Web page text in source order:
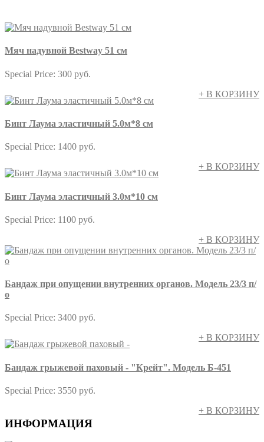
Мяч надувной Bestway 51 см
Special Price: 300 руб.
+ В КОРЗИНУ
Бинт Лаума эластичный 5.0м*8 см
Special Price: 1400 руб.
+ В КОРЗИНУ
Бинт Лаума эластичный 3.0м*10 см
Special Price: 1100 руб.
+ В КОРЗИНУ
Бандаж при опущении внутренних органов. Модель 23/3 п/
о
Special Price: 3400 руб.
+ В КОРЗИНУ
Бандаж грыжевой паховый - "Крейт". Модель Б-451
Special Price: 3550 руб.
+ В КОРЗИНУ
ИНФОРМАЦИЯ